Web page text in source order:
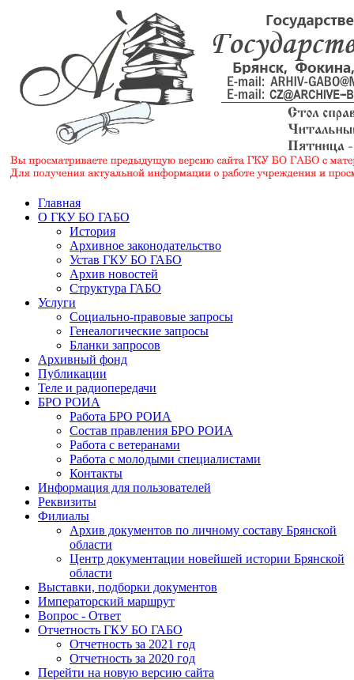
Главная
О ГКУ БО ГАБО
История
Архивное законодательство
Устав ГКУ БО ГАБО
Архив новостей
Структура ГАБО
Услуги
Социально-правовые запросы
Генеалогические запросы
Бланки запросов
Архивный фонд
Публикации
Теле и радиопередачи
БРО РОИА
Работа БРО РОИА
Состав правления БРО РОИА
Работа с ветеранами
Работа с молодыми специалистами
Контакты
Информация для пользователей
Реквизиты
Филиалы
Архив документов по личному составу Брянской
области
Центр документации новейшей истории Брянской
области
Выставки, подборки документов
Императорский маршрут
Вопрос - Ответ
Отчетность ГКУ БО ГАБО
Отчетность за 2021 год
Отчетность за 2020 год
Перейти на новую версию сайта